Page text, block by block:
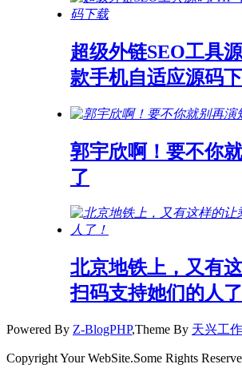
超级外链SEO工具
款手机自适应源码
郭宇欣啊！要不你
了
北京地铁上，又有
扫码支持她们的人了
Powered By Z-BlogPHP,Theme By 天兴工
Copyright Your WebSite.Some Rights